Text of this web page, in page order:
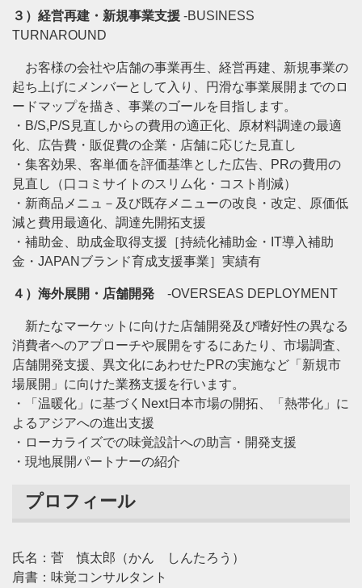
３）経営再建・新規事業支援 -BUSINESS
TURNAROUND
お客様の会社や店舗の事業再生、経営再建、新規事業の
起ち上げにメンバーとして入り、円滑な事業展開までのロ
ードマップを描き、事業のゴールを目指します。
・B/S,P/S見直しからの費用の適正化、原材料調達の最適
化、広告費・販促費の企業・店舗に応じた見直し
・集客効果、客単価を評価基準とした広告、PRの費用の
見直し（口コミサイトのスリム化・コスト削減）
・新商品メニュ－及び既存メニューの改良・改定、原価低
減と費用最適化、調達先開拓支援
・補助金、助成金取得支援［持続化補助金・IT導入補助
金・JAPANブランド育成支援事業］実績有
４）海外展開・店舗開発 -OVERSEAS DEPLOYMENT
新たなマーケットに向けた店舗開発及び嗜好性の異なる
消費者へのアプローチや展開をするにあたり、市場調査、
店舗開発支援、異文化にあわせたPRの実施など「新規市
場展開」に向けた業務支援を行います。
・「温暖化」に基づくNext日本市場の開拓、「熱帯化」に
よるアジアへの進出支援
・ローカライズでの味覚設計への助言・開発支援
・現地展開パートナーの紹介
プロフィール
氏名：菅 慎太郎（かん しんたろう）
肩書：味覚コンサルタント